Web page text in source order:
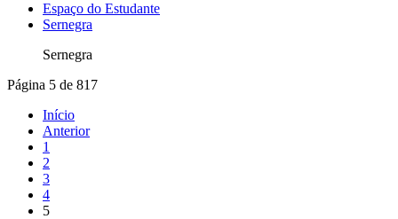
Espaço do Estudante
Sernegra
Sernegra
Página 5 de 817
Início
Anterior
1
2
3
4
5